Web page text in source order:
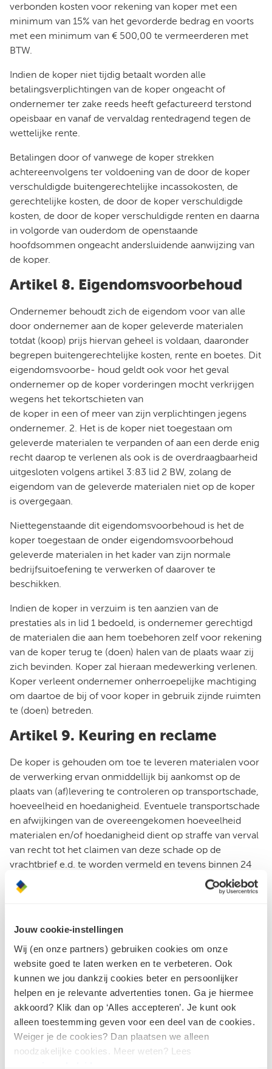
Jouw cookie-instellingen
Wij (en onze partners) gebruiken cookies om onze
website goed te laten werken en te verbeteren. Ook
kunnen we jou dankzij cookies beter en persoonlijker
helpen en je relevante advertenties tonen. Ga je hiermee
akkoord? Klik dan op ‘Alles accepteren’. Je kunt ook
alleen toestemming geven voor een deel van de cookies.
Weiger je de cookies? Dan plaatsen we alleen
noodzakelijke cookies. Meer weten? Lees
verbonden kosten voor rekening van koper met een
minimum van 15% van het gevorderde bedrag en voorts
met een minimum van € 500,00 te vermeerderen met
BTW.
Indien de koper niet tijdig betaalt worden alle
betalingsverplichtingen van de koper ongeacht of
ondernemer ter zake reeds heeft gefactureerd terstond
opeisbaar en vanaf de vervaldag rentedragend tegen de
wettelijke rente.
Betalingen door of vanwege de koper strekken
achtereenvolgens ter voldoening van de door de koper
verschuldigde buitengerechtelijke incassokosten, de
gerechtelijke kosten, de door de koper verschuldigde
kosten, de door de koper verschuldigde renten en daarna
in volgorde van ouderdom de openstaande
hoofdsommen ongeacht andersluidende aanwijzing van
de koper.
Artikel 8. Eigendomsvoorbehoud
Ondernemer behoudt zich de eigendom voor van alle
door ondernemer aan de koper geleverde materialen
totdat (koop) prijs hiervan geheel is voldaan, daaronder
begrepen buitengerechtelijke kosten, rente en boetes. Dit
eigendomsvoorbe- houd geldt ook voor het geval
ondernemer op de koper vorderingen mocht verkrijgen
wegens het tekortschieten van
de koper in een of meer van zijn verplichtingen jegens
ondernemer. 2. Het is de koper niet toegestaan om
geleverde materialen te verpanden of aan een derde enig
recht daarop te verlenen als ook is de overdraagbaarheid
uitgesloten volgens artikel 3:83 lid 2 BW, zolang de
eigendom van de geleverde materialen niet op de koper
is overgegaan.
Niettegenstaande dit eigendomsvoorbehoud is het de
koper toegestaan de onder eigendomsvoorbehoud
geleverde materialen in het kader van zijn normale
bedrijfsuitoefening te verwerken of daarover te
beschikken.
Indien de koper in verzuim is ten aanzien van de
prestaties als in lid 1 bedoeld, is ondernemer gerechtigd
de materialen die aan hem toebehoren zelf voor rekening
van de koper terug te (doen) halen van de plaats waar zij
zich bevinden. Koper zal hieraan medewerking verlenen.
Koper verleent ondernemer onherroepelijke machtiging
om daartoe de bij of voor koper in gebruik zijnde ruimten
te (doen) betreden.
Artikel 9. Keuring en reclame
De koper is gehouden om toe te leveren materialen voor
de verwerking ervan onmiddellijk bij aankomst op de
plaats van (af)levering te controleren op transportschade,
hoeveelheid en hoedanigheid. Eventuele transportschade
en afwijkingen van de overeengekomen hoeveelheid
materialen en/of hoedanigheid dient op straffe van verval
van recht tot het claimen van deze schade op de
vrachtbrief e.d. te worden vermeld en tevens binnen 24
uur na aflevering door koper schriftelijk aan ondernemer
te worden gemeld.
kleur of in oppervlaktestructuur heeft de koper niet het
recht om af te keuren. Naast het bepaalde in artikel 3 lid 4
gelden voor de hoedanigheid en kwaliteit van het
geleverde de betreffende bepalingen van de leveranciers
hiervan aan ondernemer.